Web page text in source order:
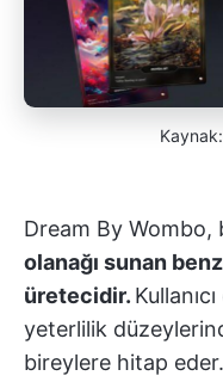
Kaynak:
Dream By Wombo,
olanağı sunan
üretecidir.
yeterlilik
bireylere hitap eder.